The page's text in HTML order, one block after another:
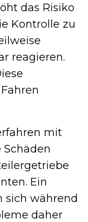
das Risiko
Kontrolle zu
reagieren.
mit
Ein
sich während
daher